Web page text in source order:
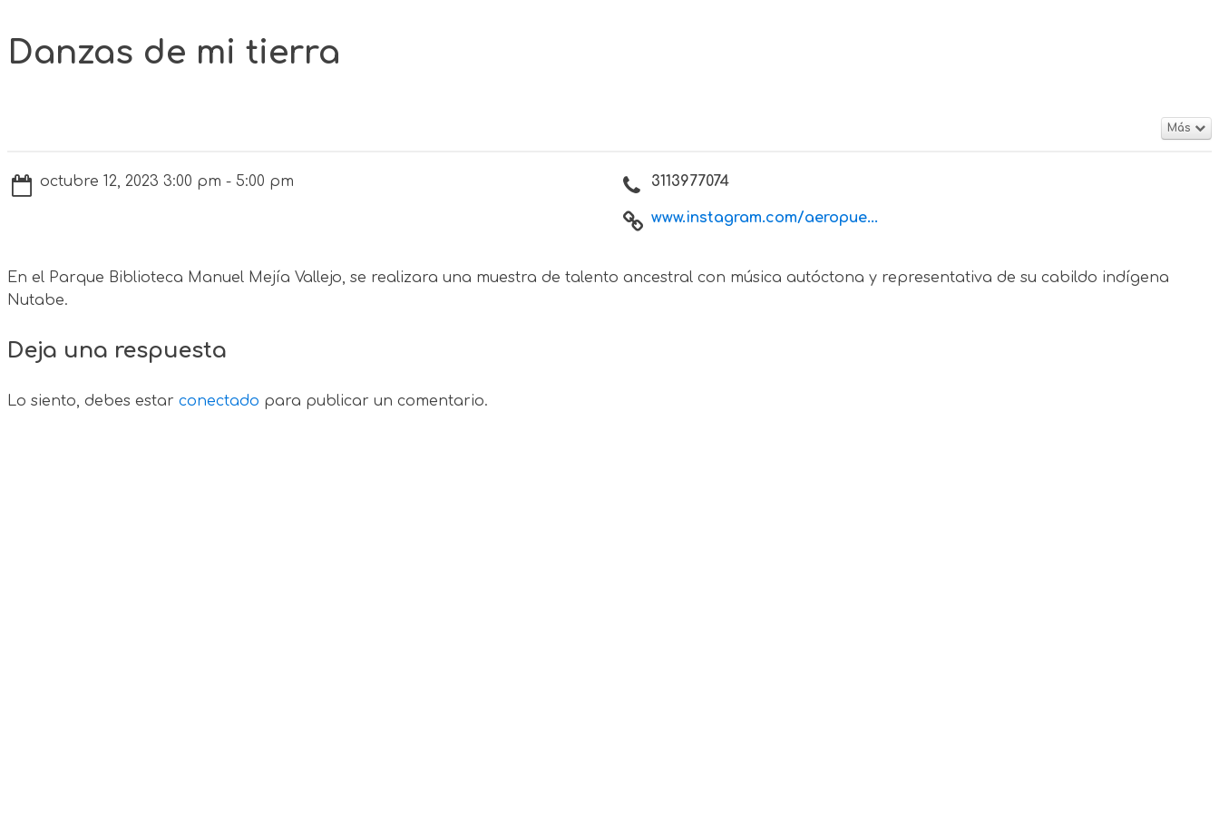
Danzas de mi tierra
Más
octubre 12, 2023 3:00 pm - 5:00 pm 3113977074
www.instagram.com/aeropue...
En el Parque Biblioteca Manuel Mejía Vallejo, se realizara una muestra de talento ancestral con música autóctona y representativa de su cabildo indígena
Nutabe.
Deja una respuesta
Lo siento, debes estar conectado para publicar un comentario.